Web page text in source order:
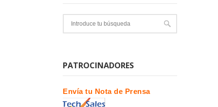
PATROCINADORES
Envía tu Nota de Prensa